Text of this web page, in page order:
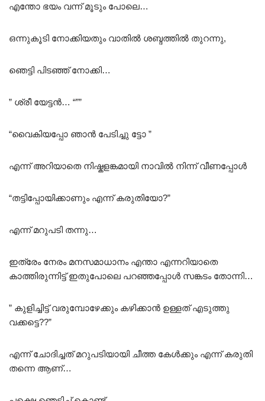
എന്തോ ഭയം വന്ന് മൂടും പോലെ…
ഒന്നുകൂടി നോക്കിയതും വാതിൽ ശബ്ദത്തിൽ തുറന്നു,
ഞെട്ടി പിടഞ്ഞ് നോക്കി…
” ശ്രീ യേട്ടൻ… “””
“വൈകിയപ്പോ ഞാൻ പേടിച്ചു ട്ടോ ”
എന്ന് അറിയാതെ നിഷ്കളങ്കമായി നാവിൽ നിന്ന് വീണപ്പോൾ
“തട്ടിപ്പോയിക്കാണും എന്ന് കരുതിയോ?”
എന്ന് മറുപടി തന്നു…
ഇത്രേം നേരം മനസമാധാനം എന്താ എന്നറിയാതെ
കാത്തിരുന്നിട്ട് ഇതുപോലെ പറഞ്ഞപ്പോൾ സങ്കടം തോന്നി…
” കുളിച്ചിട്ട് വരുമ്പോഴേക്കും കഴിക്കാൻ ഉള്ളത് എടുത്തു
വക്കട്ടെ??”
എന്ന് ചോദിച്ചത് മറുപടിയായി ചീത്ത കേൾക്കും എന്ന് കരുതി
തന്നെ ആണ്…